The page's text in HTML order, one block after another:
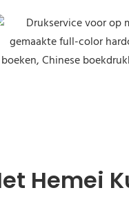
Hemei